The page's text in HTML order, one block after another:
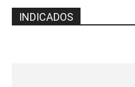
INDICADOS